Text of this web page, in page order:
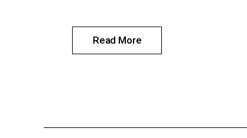
Read More